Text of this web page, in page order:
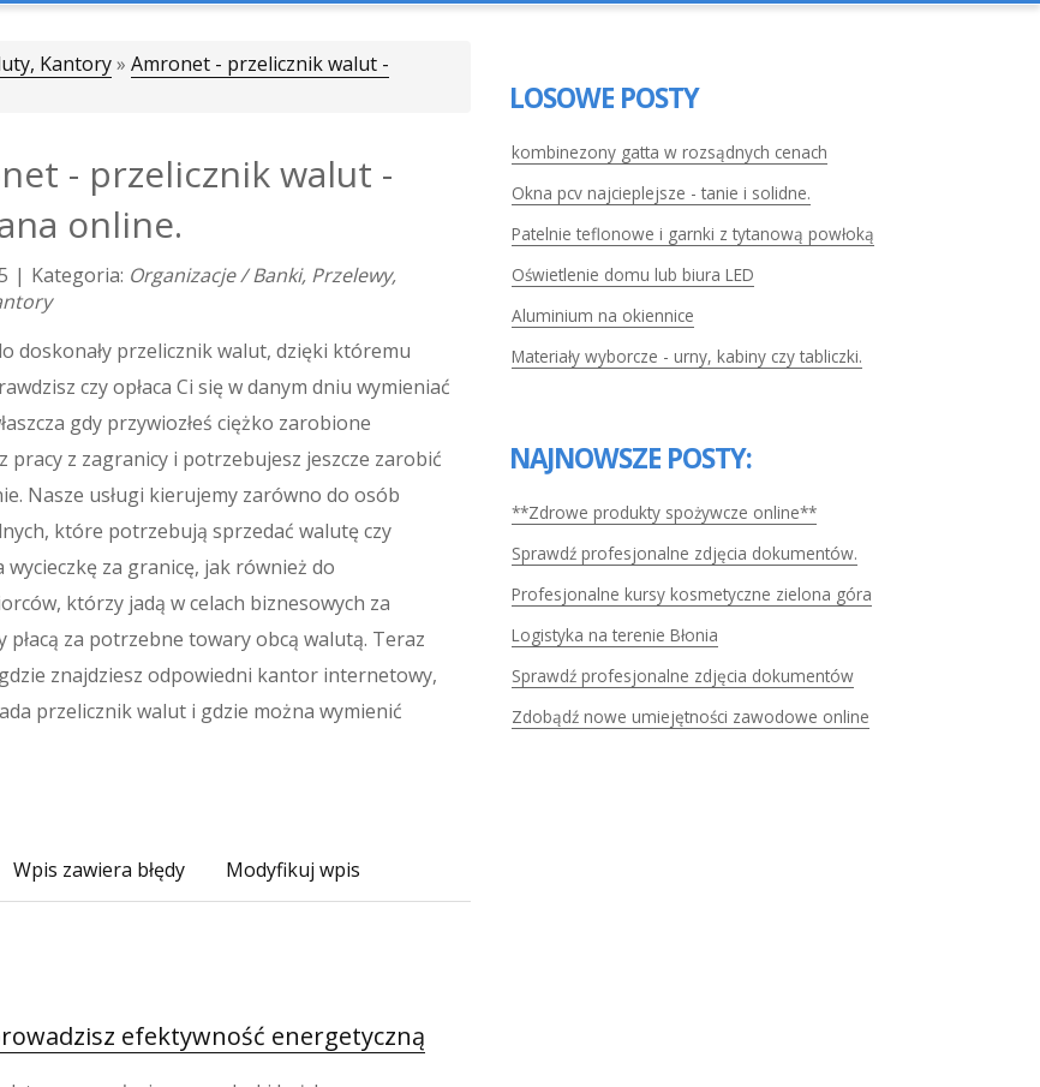
Kantory» Amronet - przelicznik walut -
- przelicznik walut -
online.
| Kategoria: Organizacje / Banki, Przelewy,
doskonały przelicznik walut, dzięki któremu
czy opłaca Ci się w danym dniu wymieniać
gdy przywiozłeś ciężko zarobione
pracy z zagranicy i potrzebujesz jeszcze zarobić
Nasze usługi kierujemy zarówno do osób
które potrzebują sprzedać walutę czy
wycieczkę za granicę, jak również do
którzy jadą w celach biznesowych za
płacą za potrzebne towary obcą walutą. Teraz
znajdziesz odpowiedni kantor internetowy,
przelicznik walut i gdzie można wymienić
Wpis zawiera błędy Modyfikuj wpis
efektywność energetyczną
LOSOWE POSTY
kombinezony gatta w rozsądnych cenach
Okna pcv najcieplejsze - tanie i solidne.
Patelnie teflonowe i garnki z tytanową powłoką
Oświetlenie domu lub biura LED
Aluminium na okiennice
Materiały wyborcze - urny, kabiny czy tabliczki.
NAJNOWSZE POSTY:
**Zdrowe produkty spożywcze online**
Sprawdź profesjonalne zdjęcia dokumentów.
Profesjonalne kursy kosmetyczne zielona góra
Logistyka na terenie Błonia
Sprawdź profesjonalne zdjęcia dokumentów
Zdobądź nowe umiejętności zawodowe online